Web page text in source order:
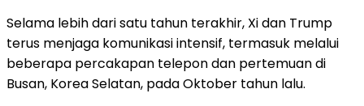
Selama lebih dari satu tahun terakhir, Xi dan Trump
terus menjaga komunikasi intensif, termasuk melalui
beberapa percakapan telepon dan pertemuan di
Busan, Korea Selatan, pada Oktober tahun lalu.